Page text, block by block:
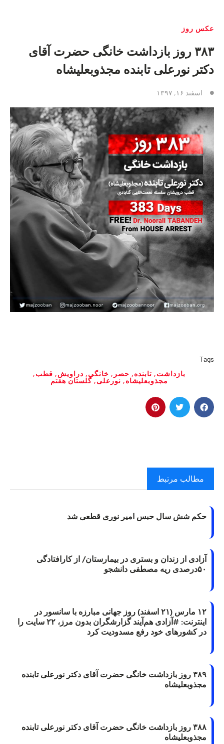
عکس روز
۳۸۳ روز بازداشت خانگی حضرت آقای
دکتر نورعلی تابنده مجذوبعلیشاه
اسفند ۱۶, ۱۳۹۷
Tags
بازداشت, تابنده, حصر , خانگی, دراویش, قطب,
مجذوبعلیشاه, نورعلی,گلستان هفتم
مطالب مرتبط
حکم شش سال حبس امیر نوری قطعی شد
آزادی از زندان و بستری در بیمارستان/ از کارافتادگی
۵۰درصدی ریه مصطفی دانشجو
۱۲ مارس (۲۱ اسفند) روز جهانی مبارزه با سانسور در
اینترنت: #آزادی هم‌آیند گزارشگران‌ بدون مرز، ۲۲ سایت را
در کشورهای خود رفع مسدودیت کرد
۳۸۹ روز بازداشت خانگی حضرت آقای دکتر نورعلی تابنده
مجذوبعلیشاه
۳۸۸ روز بازداشت خانگی حضرت آقای دکتر نورعلی تابنده
مجذوبعلیشاه